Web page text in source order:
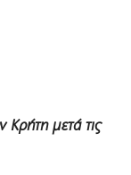
Κρήτη μετά τις